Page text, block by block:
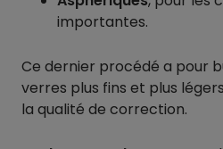
importantes.
Ce dernier procédé a pour
verres plus fins et plus
la qualité de correction.